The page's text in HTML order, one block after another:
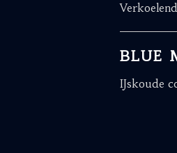
BLUE
IJskoude